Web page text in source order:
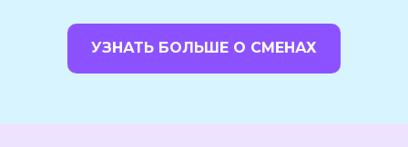
УЗНАТЬ БОЛЬШЕ О СМЕНАХ